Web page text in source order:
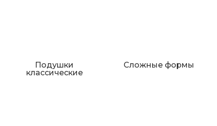
Подушки
классические
Сложные формы